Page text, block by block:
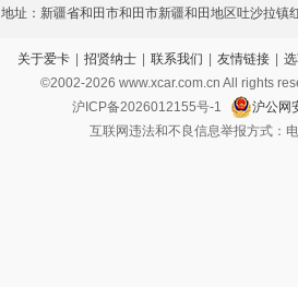
地址：新疆省和田市和田市新疆和田地区吐沙拉镇
638号
关于爱卡 | 招贤纳士 | 联系我们 | 友情链接 |
©2002-2026 www.xcar.com.cn All rights
沪ICP备2026012155号-1
沪公网
互联网违法和不良信息举报方式：